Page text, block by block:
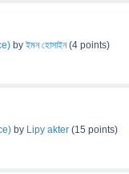
by ইমন হোসাইন (4 points)
by Lipy akter (15 points)